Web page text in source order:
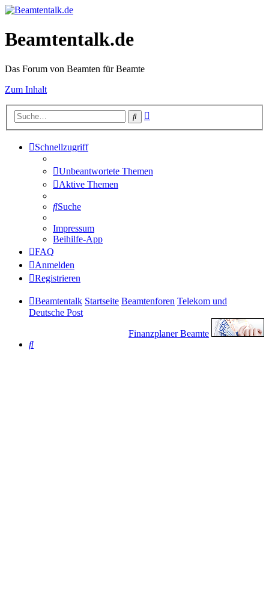
Beamtentalk.de
Das Forum von Beamten für Beamte
Zum Inhalt
Suche
Schnellzugriff
Unbeantwortete Themen
Aktive Themen
Suche
Impressum
Beihilfe-App
FAQ
Anmelden
Registrieren
Beamtentalk Startseite Beamtenforen Telekom und
Deutsche Post
Finanzplaner Beamte
Suche